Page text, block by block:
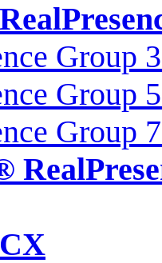
Group
Group
Group